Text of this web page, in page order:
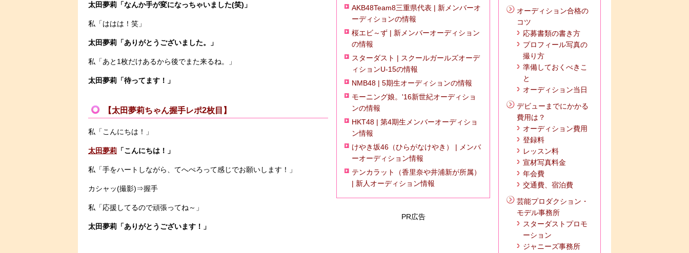
太田夢莉「なんか手が変になっちゃいました(笑)」
私「ははは！笑」
太田夢莉「ありがとうございました。」
私「あと1枚だけあるから後でまた来るね。」
太田夢莉「待ってます！」
【太田夢莉ちゃん握手レポ2枚目】
私「こんにちは！」
太田夢莉 「こんにちは！」
私「手をハートしながら、てへぺろって感じでお願いします！」
カシャッ(撮影)⇒握手
私「応援してるので頑張ってね～」
太田夢莉「ありがとうございます！」
AKB48Team8三重県代表 | 新メンバーオ
ーディションの情報
桜エビ～ず | 新メンバーオーディション
の情報
スターダスト | スクールガールズオーデ
ィションU-15の情報
NMB48 | 5期生オーディションの情報
モーニング娘。'16新世紀オーディショ
ンの情報
HKT48 | 第4期生メンバーオーディショ
ン情報
けやき坂46（ひらがなけやき） | メンバ
ーオーディション情報
テンカラット（香里奈や井浦新が所属）
| 新人オーディション情報
PR広告
オーディション合格の
コツ
応募書類の書き方
プロフィール写真の
撮り方
準備しておくべきこ
と
オーディション当日
デビューまでにかかる
費用は？
オーディション費用
登録料
レッスン料
宣材写真料金
年会費
交通費、宿泊費
芸能プロダクション・
モデル事務所
スターダストプロモ
ーション
ジャニーズ事務所